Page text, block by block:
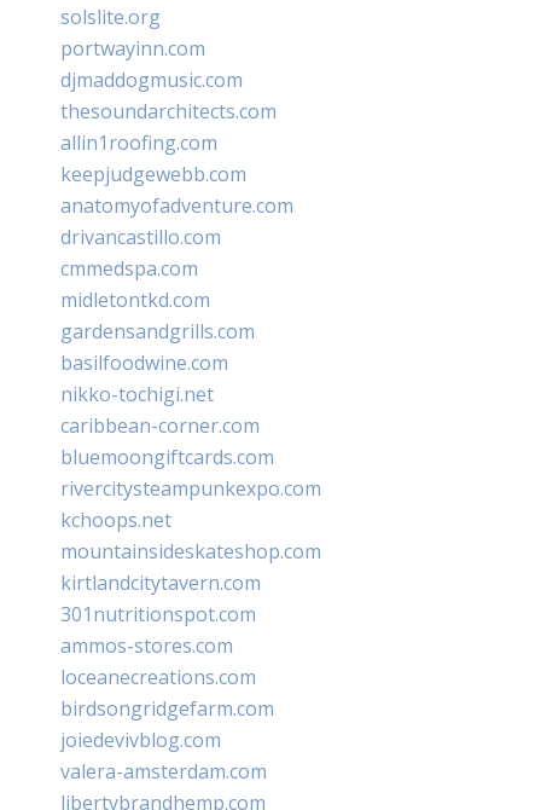
solslite.org
portwayinn.com
djmaddogmusic.com
thesoundarchitects.com
allin1roofing.com
keepjudgewebb.com
anatomyofadventure.com
drivancastillo.com
cmmedspa.com
midletontkd.com
gardensandgrills.com
basilfoodwine.com
nikko-tochigi.net
caribbean-corner.com
bluemoongiftcards.com
rivercitysteampunkexpo.com
kchoops.net
mountainsideskateshop.com
kirtlandcitytavern.com
301nutritionspot.com
ammos-stores.com
loceanecreations.com
birdsongridgefarm.com
joiedevivblog.com
valera-amsterdam.com
libertybrandhemp.com